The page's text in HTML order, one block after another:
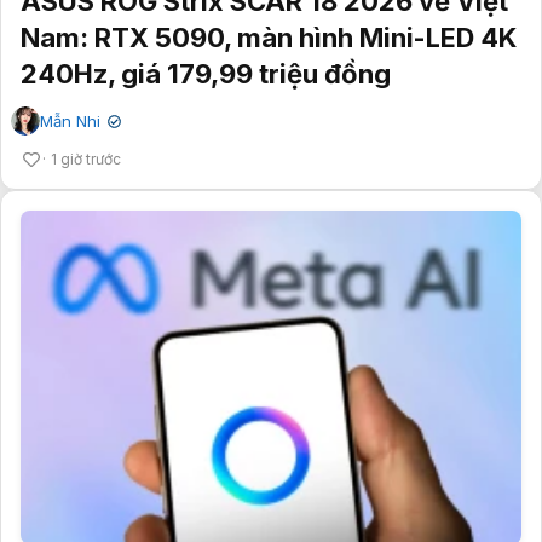
Nam: RTX 5090, màn hình Mini-LED 4K
240Hz, giá 179,99 triệu đồng
Mẫn Nhi ✔
1 giờ trước